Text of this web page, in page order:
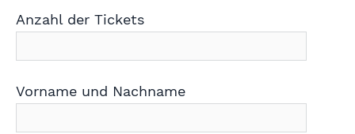
Anzahl der Tickets
Vorname und Nachname